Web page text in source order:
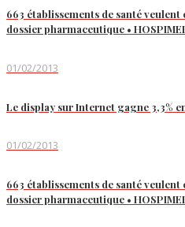
663 établissements de santé
dossier pharmaceutique •
01/02/2013
Le display sur Internet gagne 3,3%
01/02/2013
663 établissements de santé
dossier pharmaceutique •